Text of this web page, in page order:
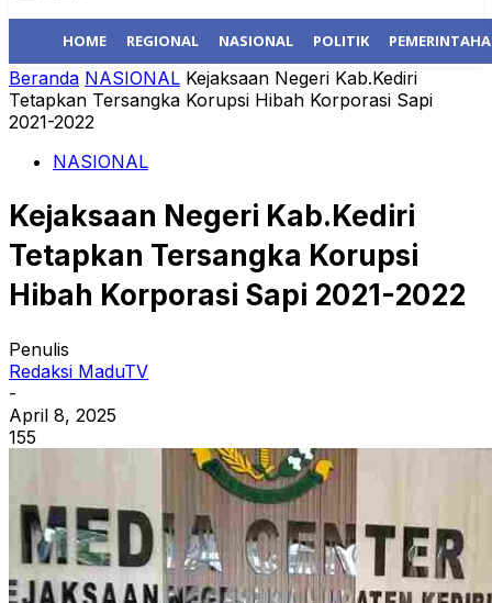
HOME REGIONAL NASIONAL POLITIK
Beranda NASIONAL Kejaksaan Negeri Kab.Kediri
Tetapkan Tersangka Korupsi Hibah Korporasi Sapi
2021-2022
NASIONAL
Kejaksaan Negeri Kab.Kediri
Tetapkan Tersangka Korupsi
Hibah Korporasi Sapi 2021-2022
Penulis
Redaksi MaduTV
-
April 8, 2025
155